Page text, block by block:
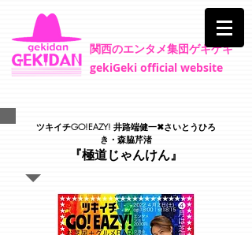
​関西のエンタメ集団ゲキゲキ
gekiGeki official website
ツキイチGO!EAZY! 井路端健一✖︎さいとうひろ
き・森脇芹渚
『極道じゃんけん』